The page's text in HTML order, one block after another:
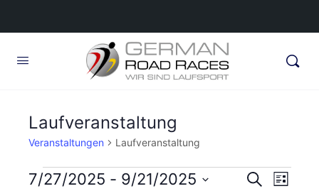
Laufveranstaltung
Veranstaltungen Laufveranstaltung
Veranstaltungen SucheListe
7/27/2025 - 9/21/2025